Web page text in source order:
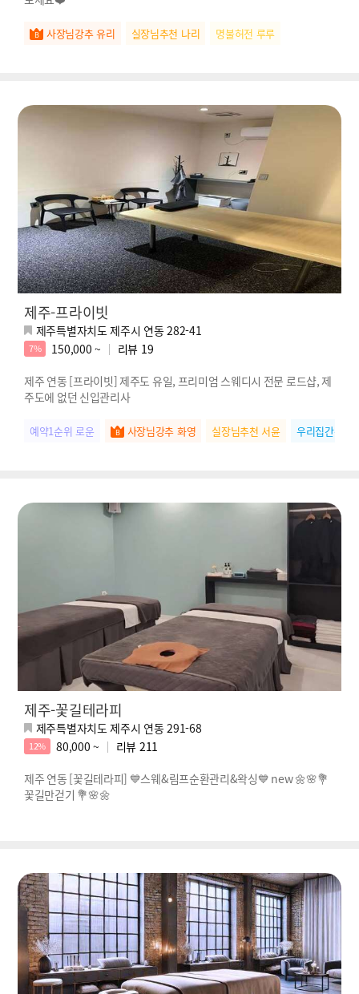
사장님강추 유리 실장님추천 나리 명불허전 루루
제주-프라이빗
제주특별자치도 제주시 연동 282-41
7% 150,000 ~ 리뷰 19
제주 연동 [프라이빗] 제주도 유일, 프리미엄 스웨디시 전문 로드샵, 제
주도에 없던 신입관리사
예약1순위 로운 사장님강추 화영 실장님추천 서윤 우리집간판 수
제주-꽃길테라피
제주특별자치도 제주시 연동 291-68
12% 80,000 ~ 리뷰 211
제주 연동 [꽃길테라피] 💙스웨&림프순환관리&왁싱💙 new 🌼🌸💐
꽃길만걷기 💐🌸🌼